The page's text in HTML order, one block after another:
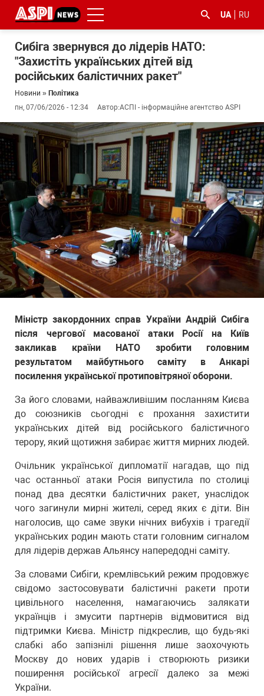
UA RU
Сибіга звернувся до лідерів НАТО:
"Захистіть українських дітей від
російських балістичних ракет"
Новини » Політика
пн, 07/06/2026 - 12:34
Автор:АСПІ - інформаційне агентство ASPI
Міністр закордонних справ України Андрій Сибіга
після чергової масованої атаки Росії на Київ
закликав країни НАТО зробити головним
результатом майбутнього саміту в Анкарі
посилення української протиповітряної оборони.
За його словами, найважливішим посланням Києва
до союзників сьогодні є прохання захистити
українських дітей від російського балістичного
терору, який щотижня забирає життя мирних людей.
Очільник української дипломатії нагадав, що під
час останньої атаки Росія випустила по столиці
понад два десятки балістичних ракет, унаслідок
чого загинули мирні жителі, серед яких є діти. Він
наголосив, що саме звуки нічних вибухів і трагедії
українських родин мають стати головним сигналом
для лідерів держав Альянсу напередодні саміту.
За словами Сибіги, кремлівський режим продовжує
свідомо застосовувати балістичні ракети проти
цивільного населення, намагаючись залякати
українців і змусити партнерів відмовитися від
підтримки Києва. Міністр підкреслив, що будь-які
слабкі або запізнілі рішення лише заохочують
Москву до нових ударів і створюють ризики
поширення російської агресії далеко за межі
України.
#ООС
#боротьба
з
корупцією
#ДФС #Київ #коронавірус